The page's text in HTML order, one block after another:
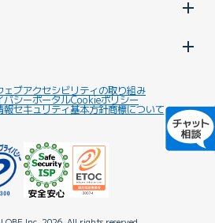
ェブアクセシビリティの取り組み
バシーポータルCookieポリシー
報セキュリティ基本方針商標について